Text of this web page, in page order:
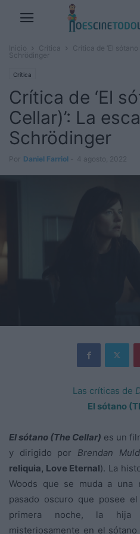
Inicio Crítica
Crítica de ‘El
Schrödinger
Crítica
Crítica de ‘El
Cellar)’: La
Schrödinger
Por Daniel Farriol 4 agosto, 2022
Las críticas de
El sótano
El sótano (The Cellar) es un
y dirigido por Brendan
reliquia, Love Eternal). La
Woods que se muda a una
pasado oscuro que posee
primera noche, la hija
misteriosamente en el